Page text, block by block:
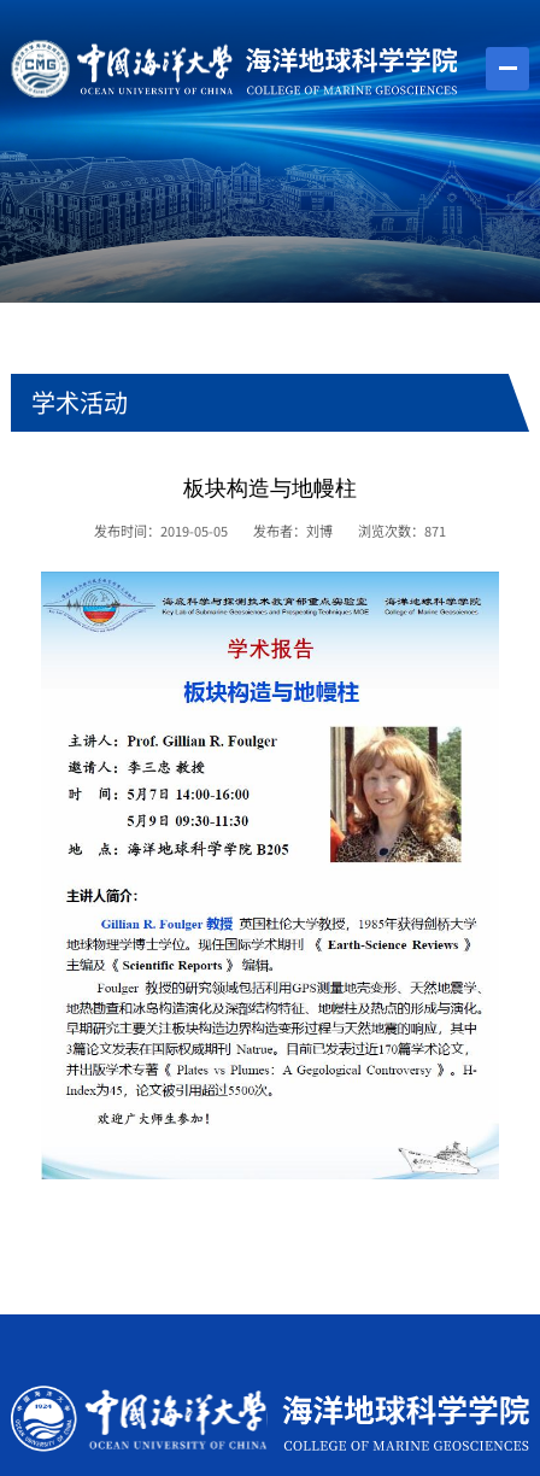
学术活动
板块构造与地幔柱
发布时间：2019-05-05 发布者：刘博 浏览次数： 871